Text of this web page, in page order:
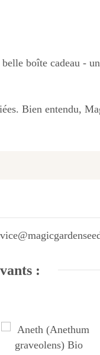
boîte cadeau -
Bien entendu,
: